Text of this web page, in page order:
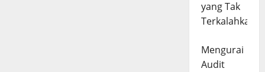
yang Tak
Terkalahkan
Mengurai
Audit